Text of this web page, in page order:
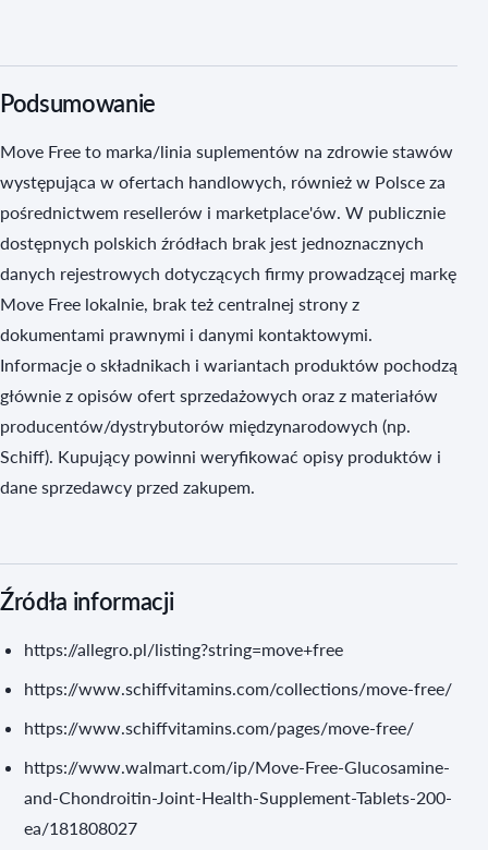
Podsumowanie
Move Free to marka/linia suplementów na zdrowie stawów
występująca w ofertach handlowych, również w Polsce za
pośrednictwem resellerów i marketplace'ów. W publicznie
dostępnych polskich źródłach brak jest jednoznacznych
danych rejestrowych dotyczących firmy prowadzącej markę
Move Free lokalnie, brak też centralnej strony z
dokumentami prawnymi i danymi kontaktowymi.
Informacje o składnikach i wariantach produktów pochodzą
głównie z opisów ofert sprzedażowych oraz z materiałów
producentów/dystrybutorów międzynarodowych (np.
Schiff). Kupujący powinni weryfikować opisy produktów i
dane sprzedawcy przed zakupem.
Źródła informacji
https://allegro.pl/listing?string=move+free
https://www.schiffvitamins.com/collections/move-free/
https://www.schiffvitamins.com/pages/move-free/
https://www.walmart.com/ip/Move-Free-Glucosamine-
and-Chondroitin-Joint-Health-Supplement-Tablets-200-
ea/181808027